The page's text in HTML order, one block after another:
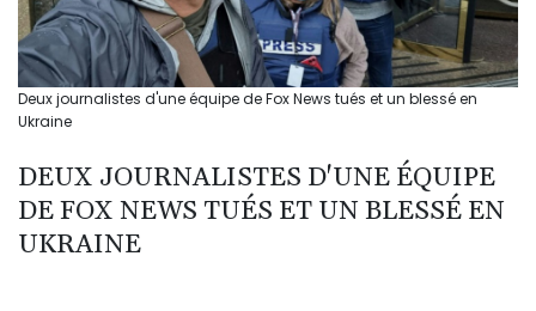
Deux journalistes d'une équipe de Fox News tués et un blessé en
Ukraine
DEUX JOURNALISTES D'UNE ÉQUIPE
DE FOX NEWS TUÉS ET UN BLESSÉ EN
UKRAINE